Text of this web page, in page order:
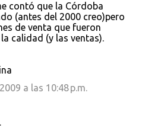
contó que la Córdoba
(antes del 2000 creo)pero
de venta que fueron
calidad (y las ventas).
a las 10:48 p.m.